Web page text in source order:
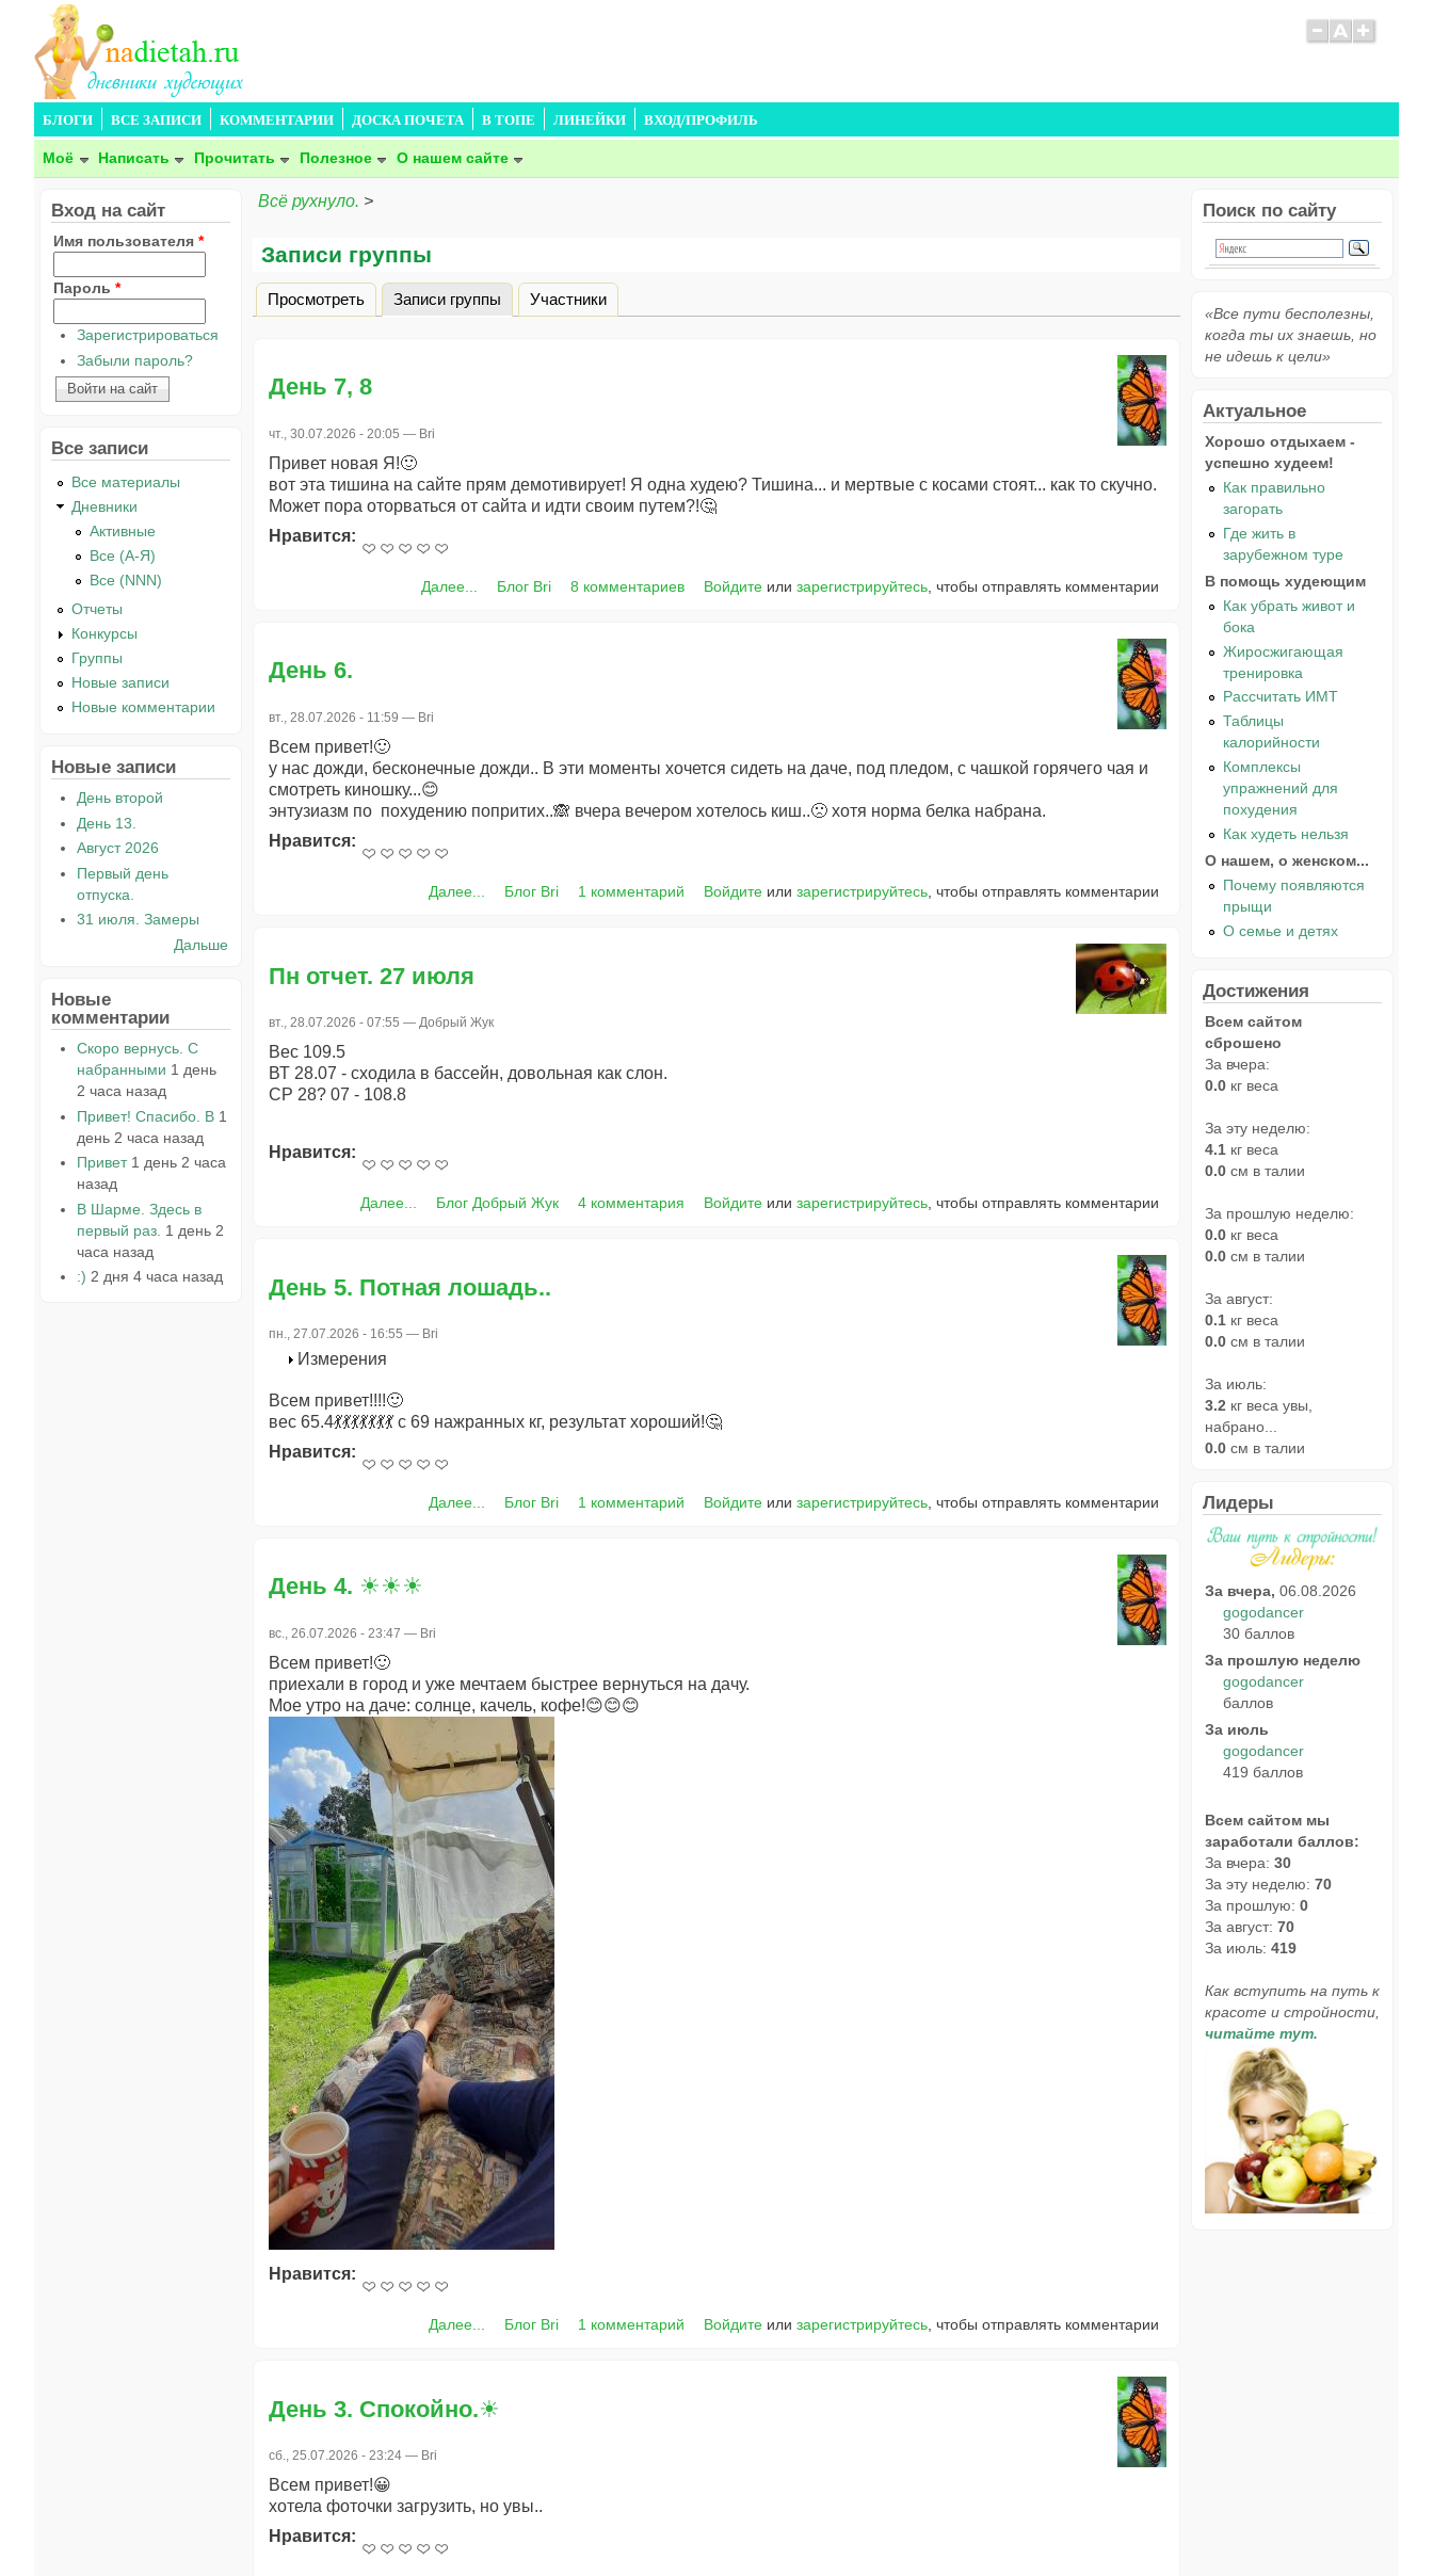
БЛОГИ ВСЕ ЗАПИСИ КОММЕНТАРИИ ДОСКА ПОЧЕТА В ТОПЕ ЛИНЕЙКИ ВХОД/ПРОФИЛЬ
Моё Написать Прочитать Полезное О нашем сайте
Всё рухнуло. >
Записи группы
Главные вкладки
Просмотреть Записи группы (активная вкладка)
Участники
День 7, 8
чт., 30.07.2026 - 20:05 — Bri
Привет новая Я!🙂
вот эта тишина на сайте прям демотивирует! Я одна худею? Тишина... и мертвые с косами стоят... как то скучно.
Может пора оторваться от сайта и идти своим путем?!🤔
Нравится:
Далее... Блог Bri 8 комментариев Войдите илизарегистрируйтесь , чтобы отправлять комментарии
День 6.
вт., 28.07.2026 - 11:59 — Bri
Всем привет!🙂
у нас дожди, бесконечные дожди.. В эти моменты хочется сидеть на даче, под пледом, с чашкой горячего чая и
смотреть киношку...😊
энтузиазм по похудению попритих..🙈 вчера вечером хотелось киш..🙁 хотя норма белка набрана.
Нравится:
Далее... Блог Bri 1 комментарий Войдите илизарегистрируйтесь , чтобы отправлять комментарии
Пн отчет. 27 июля
вт., 28.07.2026 - 07:55 — Добрый Жук
Вес 109.5
ВТ 28.07 - сходила в бассейн, довольная как слон.
СР 28? 07 - 108.8
Нравится:
Далее... Блог Добрый Жук 4 комментария Войдите илизарегистрируйтесь , чтобы отправлять комментарии
День 5. Потная лошадь..
пн., 27.07.2026 - 16:55 — Bri
Измерения
Всем привет!!!!🙂
вес 65.4💃💃💃💃💃💃💃 с 69 нажранных кг, результат хороший!🤔
Нравится:
Далее... Блог Bri 1 комментарий Войдите илизарегистрируйтесь , чтобы отправлять комментарии
День 4. ☀️☀️☀️
вс., 26.07.2026 - 23:47 — Bri
Всем привет!🙂
приехали в город и уже мечтаем быстрее вернуться на дачу.
Мое утро на даче: солнце, качель, кофе!😊😊😊
Нравится:
Далее... Блог Bri 1 комментарий Войдите илизарегистрируйтесь , чтобы отправлять комментарии
День 3. Спокойно.☀️
сб., 25.07.2026 - 23:24 — Bri
Всем привет!😀
хотела фоточки загрузить, но увы..
Нравится:
Вход на сайт
Имя пользователя *
Пароль *
Зарегистрироваться
Забыли пароль?
Все записи
Все материалы
Дневники
Активные
Все (А-Я)
Все (NNN)
Отчеты
Конкурсы
Группы
Новые записи
Новые комментарии
Новые записи
День второй
День 13.
Август 2026
Первый день
отпуска.
31 июля. Замеры
Дальше
Новые
комментарии
Скоро вернусь. С
набранными 1 день
2 часа назад
Привет! Спасибо. В 1
день 2 часа назад
Привет 1 день 2 часа
назад
В Шарме. Здесь в
первый раз. 1 день 2
часа назад
:) 2 дня 4 часа назад
Поиск по сайту
«Все пути бесполезны,
когда ты их знаешь, но
не идешь к цели»
Актуальное
Хорошо отдыхаем -
успешно худеем!
Как правильно
загорать
Где жить в
зарубежном туре
В помощь худеющим
Как убрать живот и
бока
Жиросжигающая
тренировка
Рассчитать ИМТ
Таблицы
калорийности
Комплексы
упражнений для
похудения
Как худеть нельзя
О нашем, о женском...
Почему появляются
прыщи
О семье и детях
Достижения
Всем сайтом
сброшено
За вчера:
0.0 кг веса
За эту неделю:
4.1 кг веса
0.0 см в талии
За прошлую неделю:
0.0 кг веса
0.0 см в талии
За август:
0.1 кг веса
0.0 см в талии
За июль:
3.2 кг веса увы,
набрано...
0.0 см в талии
Лидеры
За вчера, 06.08.2026
gogodancer
30 баллов
За прошлую неделю
gogodancer
баллов
За июль
gogodancer
419 баллов
Всем сайтом мы
заработали баллов:
За вчера: 30
За эту неделю: 70
За прошлую: 0
За август: 70
За июль: 419
Как вступить на путь к
красоте и стройности,
читайте тут.